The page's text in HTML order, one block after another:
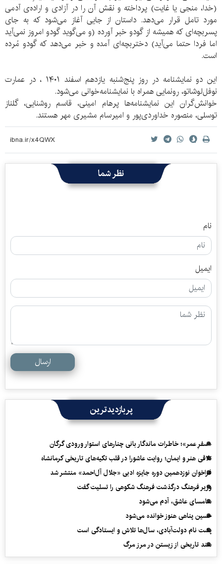
(خدا، منجی یا غایت) پرداخته و نقش آن را در آزادی و اراده‌ی آدمی
مورد تامل قرار می‌دهد. داستان از جایی آغاز می‌شود که به جای
پسربچه‌ای که همیشه از گودو خبر آورده (و می‌گوید گودو امروز نمی‌آید
اما فردا حتما می‌آید) دختربچه‌ای آمده و خبر می‌دهد که گودو مُرده
است.
این دو نمایشنامه در روز پنج‌شنبه یازدهم اسفند ۱۴۰۱ ، در عمارت
نوفل‌لوشاتو، رونمایی همراه با نمایشنامه‌خوانی می‌شود.
خوانش‌گران این نمایشنامه‌ها پرهام امینی، قاسم روشنایی، گلناز
توسلی، منصوره خداوردی‌پور و امیرسام مشیری مهر هستند.
نظر شما
نام
ایمیل
ارسال
پربازدیدترین
«سفرِ عمر»؛ خاطرات ماندگار بانی چنارهای استوار ورودی گرگان
تلاقی هنر و ایمان؛ روایت عاشورا در قلب تکیه‌های تاریخی کرمانشاه
فراخوان نوزدهمین دوره جایزه ادبی «جلال آل‌احمد» منتشر شد
وزیر فرهنگ درگذشت فرهنگ شکوهی را تسلیت گفت
سامسای عاشق، آدم می‌شود
حسین پناهی هنوز خوانده می‌شود
پشت نام دولت‌آبادی، سال‌ها تلاش و ایستادگی است
سند تاریخی از زیستن در مرز مرگ